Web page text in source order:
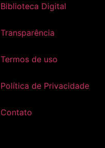
Biblioteca Digital
Transparência
Termos de uso
Política de Privacidade
Contato